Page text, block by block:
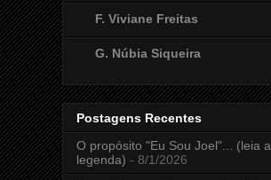
F. Viviane Freitas
G. Núbia Siqueira
Postagens Recentes
O propósito "Eu Sou Joel"... (leia a
legenda) - 8/1/2026